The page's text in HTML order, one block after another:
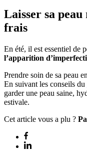
Laisser sa
frais
En été, il est essentiel de
l’apparition
Prendre soin de sa peau
En suivant les conseils du
garder une peau saine,
estivale.
Cet article vous a plu ?